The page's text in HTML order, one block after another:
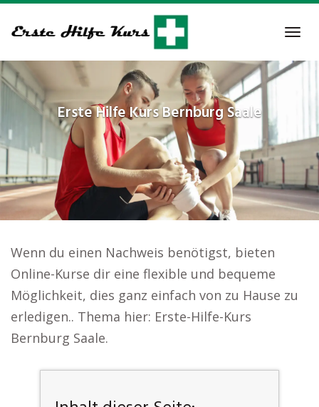
to
content
Erste Hilfe KursBernburg Saale
Wenn du einen Nachweis benötigst, bieten
Online-Kurse dir eine flexible und bequeme
Möglichkeit, dies ganz einfach von zu Hause zu
erledigen.. Thema hier: Erste-Hilfe-Kurs
Bernburg Saale.